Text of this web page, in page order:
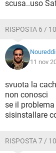
scusa..uso
RISPOSTA 6 / 10
11 nov
svuota la
non conosci
se il
sisinstallare
RISPOSTA 7 / 10